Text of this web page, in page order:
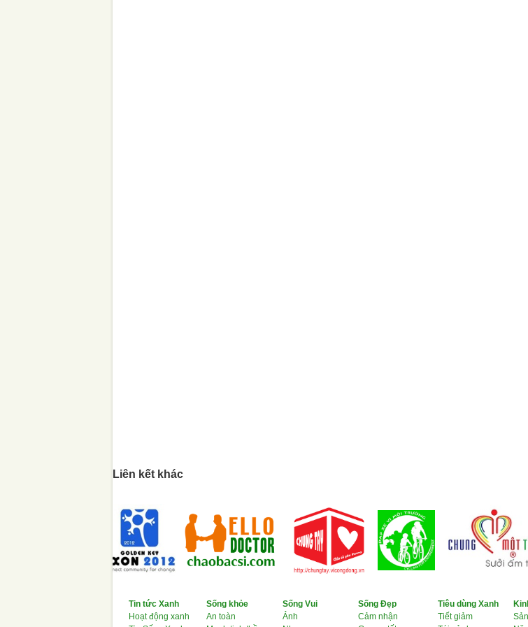
Liên kết khác
Tin tức Xanh
Hoạt động xanh
Sống khỏe
An toàn
Sống Vui
Ảnh
Sống Đẹp
Cảm nhận
Tiêu dùng Xanh
Tiết giảm